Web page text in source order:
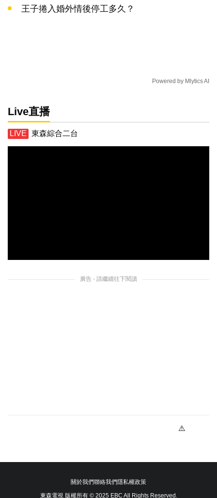
王子捲入婚外情後停工多久？
Powered by Mlytics AI
Live直播
東森綜合二台
廣告 - 請繼續往下閱讀
關於我們聯絡我們隱私權政策
東森電視 版權所有 © 2025 EBC All Rights Reserved.